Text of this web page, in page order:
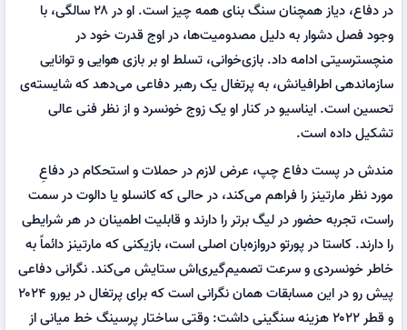
در دفاع، دیاز همچنان سنگ بنای همه چیز است. او در ۲۸ سالگی، با
وجود فصل دشوار به دلیل مصدومیت‌ها، در اوج قدرت خود در
منچسترسیتی ادامه داد. بازی‌خوانی، تسلط او بر بازی هوایی و توانایی
سازماندهی اطرافیانش، به پرتغال یک رهبر دفاعی می‌دهد که شایسته‌ی
تحسین است. ایناسیو در کنار او یک زوج خونسرد و از نظر فنی عالی
تشکیل داده است.
مندش در پست دفاع چپ، عرض لازم در حملات و استحکام در دفاعِ
مورد نظر مارتینز را فراهم می‌کند، در حالی که کانسلو یا دالوت در سمت
راست، تجربه حضور در لیگ برتر را دارند و قابلیت اطمینان در هر شرایطی
را دارند. کاستا در پورتو دروازه‌بان اصلی است، بازیکنی که مارتینز دائماً به
خاطر خونسردی و سرعت تصمیم‌گیری‌اش ستایش می‌کند. نگرانی دفاعی
پیش رو در این مسابقات همان نگرانی است که برای پرتغال در یورو ۲۰۲۴
و قطر ۲۰۲۲ هزینه سنگینی داشت: وقتی ساختار پرسینگ خط میانی از